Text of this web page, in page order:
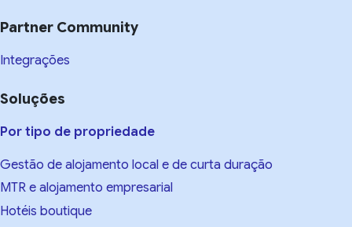
Partner Community
Integrações
Soluções
Por tipo de propriedade
Gestão de alojamento local e de curta duração
MTR e alojamento empresarial
Hotéis boutique